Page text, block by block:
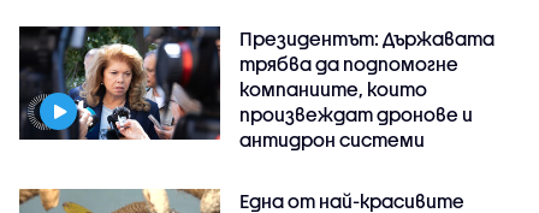
Президентът: Държавата
трябва да подпомогне
компаниите, които
произвеждат дронове и
антидрон системи
Една от най-красивите